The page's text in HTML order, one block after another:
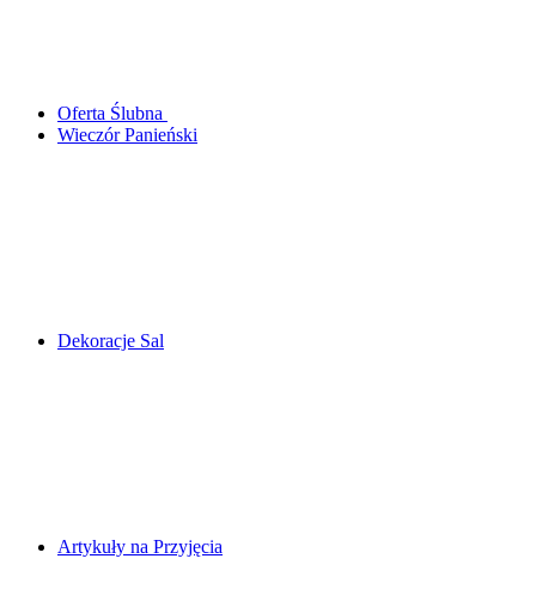
Oferta Ślubna
Wieczór Panieński
Dekoracje Sal
Artykuły na Przyjęcia